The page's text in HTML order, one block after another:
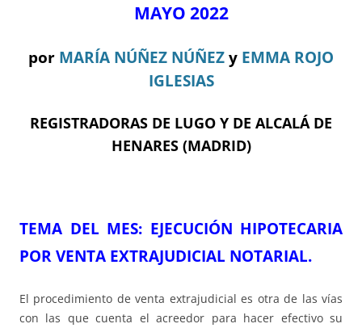
MAYO 2022
por MARÍA NÚÑEZ NÚÑEZ y EMMA ROJO
IGLESIAS
REGISTRADORAS DE LUGO Y DE ALCALÁ DE
HENARES (MADRID)
TEMA DEL MES: EJECUCIÓN HIPOTECARIA
POR VENTA EXTRAJUDICIAL NOTARIAL.
El procedimiento de venta extrajudicial es otra de las vías
con las que cuenta el acreedor para hacer efectivo su